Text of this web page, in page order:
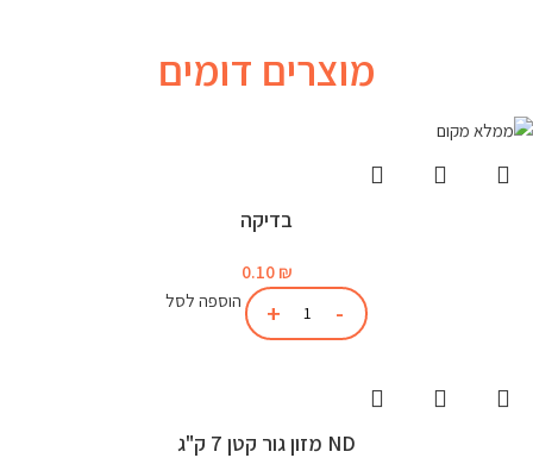
מוצרים דומים
בדיקה
0.10 ₪
הוספה לסל
ND מזון גור קטן 7 ק"ג